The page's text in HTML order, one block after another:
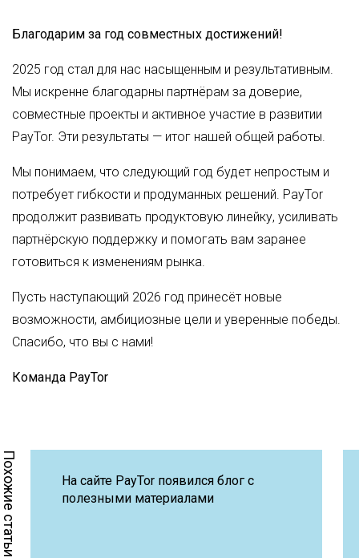
Благодарим за год совместных достижений!
2025 год стал для нас насыщенным и результативным.
Мы искренне благодарны партнёрам за доверие,
совместные проекты и активное участие в развитии
PayTor. Эти результаты — итог нашей общей работы.
Мы понимаем, что следующий год будет непростым и
потребует гибкости и продуманных решений. PayTor
продолжит развивать продуктовую линейку, усиливать
партнёрскую поддержку и помогать вам заранее
готовиться к изменениям рынка.
Пусть наступающий 2026 год принесёт новые
возможности, амбициозные цели и уверенные победы.
Спасибо, что вы с нами!
Команда PayTor
Похожие статьи
На сайте PayTor появился блог с
полезными материалами